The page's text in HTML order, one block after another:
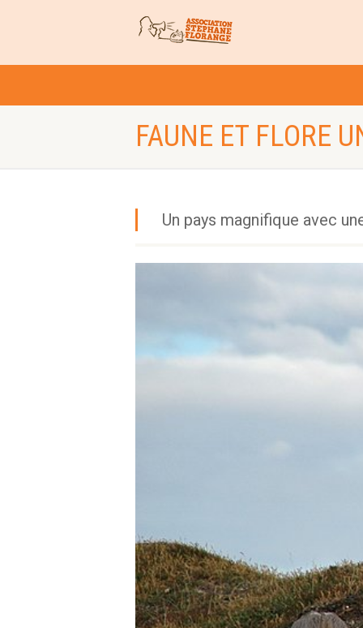
FAUNE ET FLORE
Un pays magnifique avec